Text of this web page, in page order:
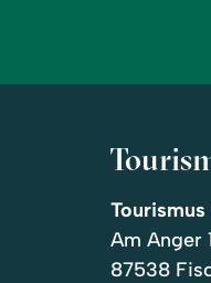
Am Anger
87538